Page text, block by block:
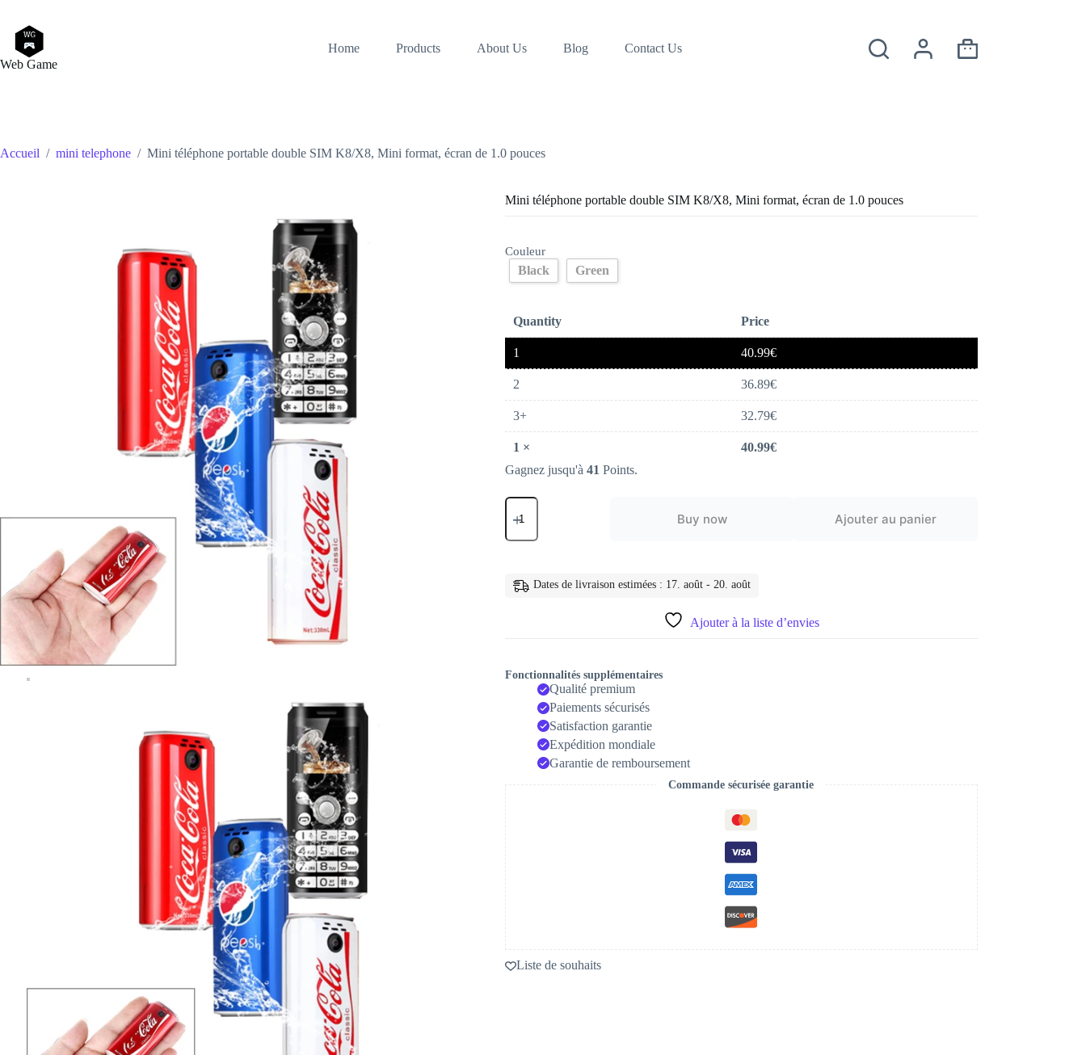
contenu
Web Game
Home Products About Us Blog Contact Us
Panier
Accueil / mini telephone / Mini téléphone portable double SIM K8/X8, Mini format, écran de 1.0 pouces
Mini téléphone portable double SIM K8/X8, Mini format, écran de 1.0 pouces
Couleur
Black Green
Quantity Price
1 40.99€
2 36.89€
3+ 32.79€
1 × 40.99€
Gagnez jusqu'à 41 Points.
quantité
de
téléphone
SIM
écran
1.0
pouces
Buy now Ajouter au panier
Dates de livraison estimées : 17. août - 20. août
Ajouter à la liste d’envies
Fonctionnalités supplémentaires
Qualité premium
Paiements sécurisés
Satisfaction garantie
Expédition mondiale
Garantie de remboursement
Commande sécurisée garantie
Liste de souhaits